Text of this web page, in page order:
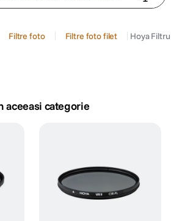
Filtre foto Filtre foto filet Hoya
aceeasi categorie